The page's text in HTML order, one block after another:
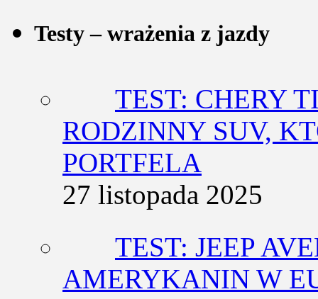
Testy – wrażenia z jazdy
TEST: CHERY
RODZINNY SUV,
PORTFELA
27 listopada 2025
TEST: JEEP
AMERYKANIN W